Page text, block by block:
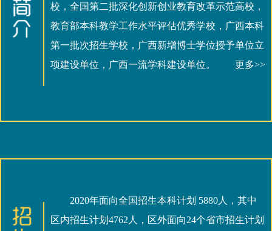
校，全国第二批深化创新创业教育改革示范高校，
教育部本科教学工作水平评估优秀学校，广西本科
第一批次招生学校，广西新增博士学位授予单位立
项建设单位，广西一流学科建设单位。
更多>>
2020年面向全国招生本科计划 5880人，其中
区内招生计划4762人，区外面向24个省市招生计划